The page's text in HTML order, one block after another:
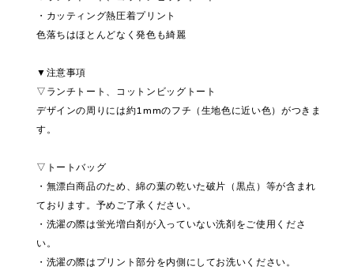
・カッティング熱圧着プリント
色落ちはほとんどなく発色も綺麗
▼注意事項
▽ランチトート、コットンビッグトート
デザインの周りには約1mmのフチ（生地色に近い色）がつきま
す。
▽トートバッグ
・無漂白商品のため、綿の葉の乾いた破片（黒点）等が含まれ
ております。予めご了承ください。
・洗濯の際は蛍光増白剤が入っていない洗剤をご使用くださ
い。
・洗濯の際はプリント部分を内側にしてお洗いください。